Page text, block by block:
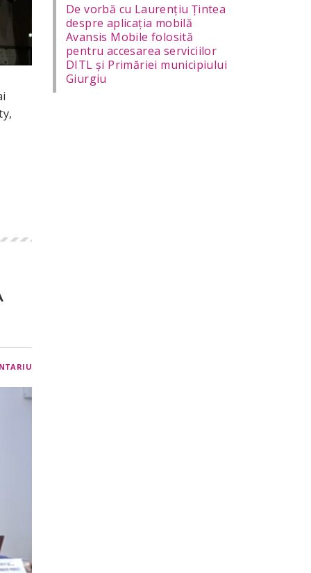
De vorbă cu Laurențiu Țintea
despre aplicația mobilă
Avansis Mobile folosită
pentru accesarea serviciilor
DITL și Primăriei municipiului
Giurgiu